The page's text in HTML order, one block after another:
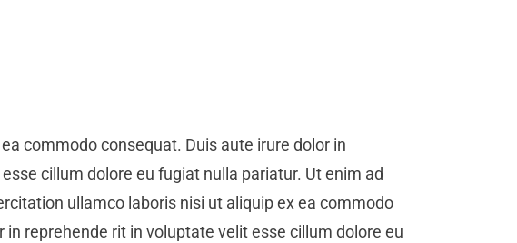
commodo consequat. Duis aute irure dolor in
cillum dolore eu fugiat nulla pariatur. Ut enim ad
ullamco laboris nisi ut aliquip ex ea commodo
in reprehende rit in voluptate velit esse cillum dolore eu